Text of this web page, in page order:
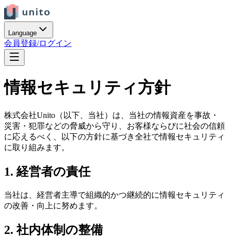
Language
会員登録/ログイン
情報セキュリティ方針
株式会社Unito（以下、当社）は、当社の情報資産を事故・
災害・犯罪などの脅威から守り、お客様ならびに社会の信頼
に応えるべく、以下の方針に基づき全社で情報セキュリティ
に取り組みます。
1. 経営者の責任
当社は、経営者主導で組織的かつ継続的に情報セキュリティ
の改善・向上に努めます。
2. 社内体制の整備